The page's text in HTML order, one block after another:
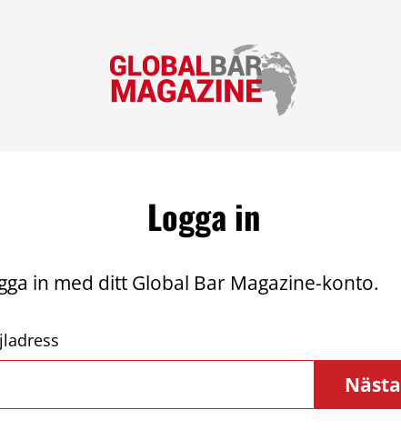
Logga in
in med ditt Global Bar Magazine-konto.
Nästa